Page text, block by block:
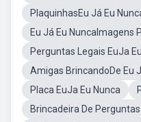
PlaquinhasEu Já Eu
Eu Já Eu NuncaImagens
Perguntas Legais EuJa
Amigas BrincandoDe Eu
Placa EuJa Eu Nunca
Brincadeira De